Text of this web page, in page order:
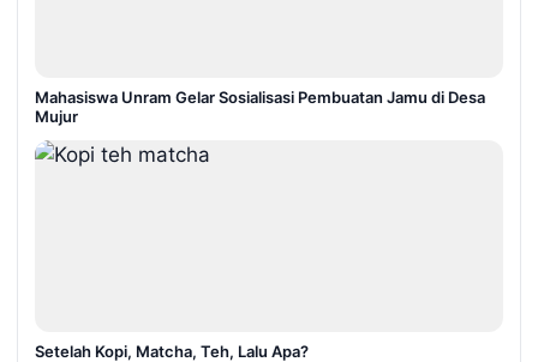
Mahasiswa Unram Gelar Sosialisasi Pembuatan Jamu di Desa
Mujur
Setelah Kopi, Matcha, Teh, Lalu Apa?